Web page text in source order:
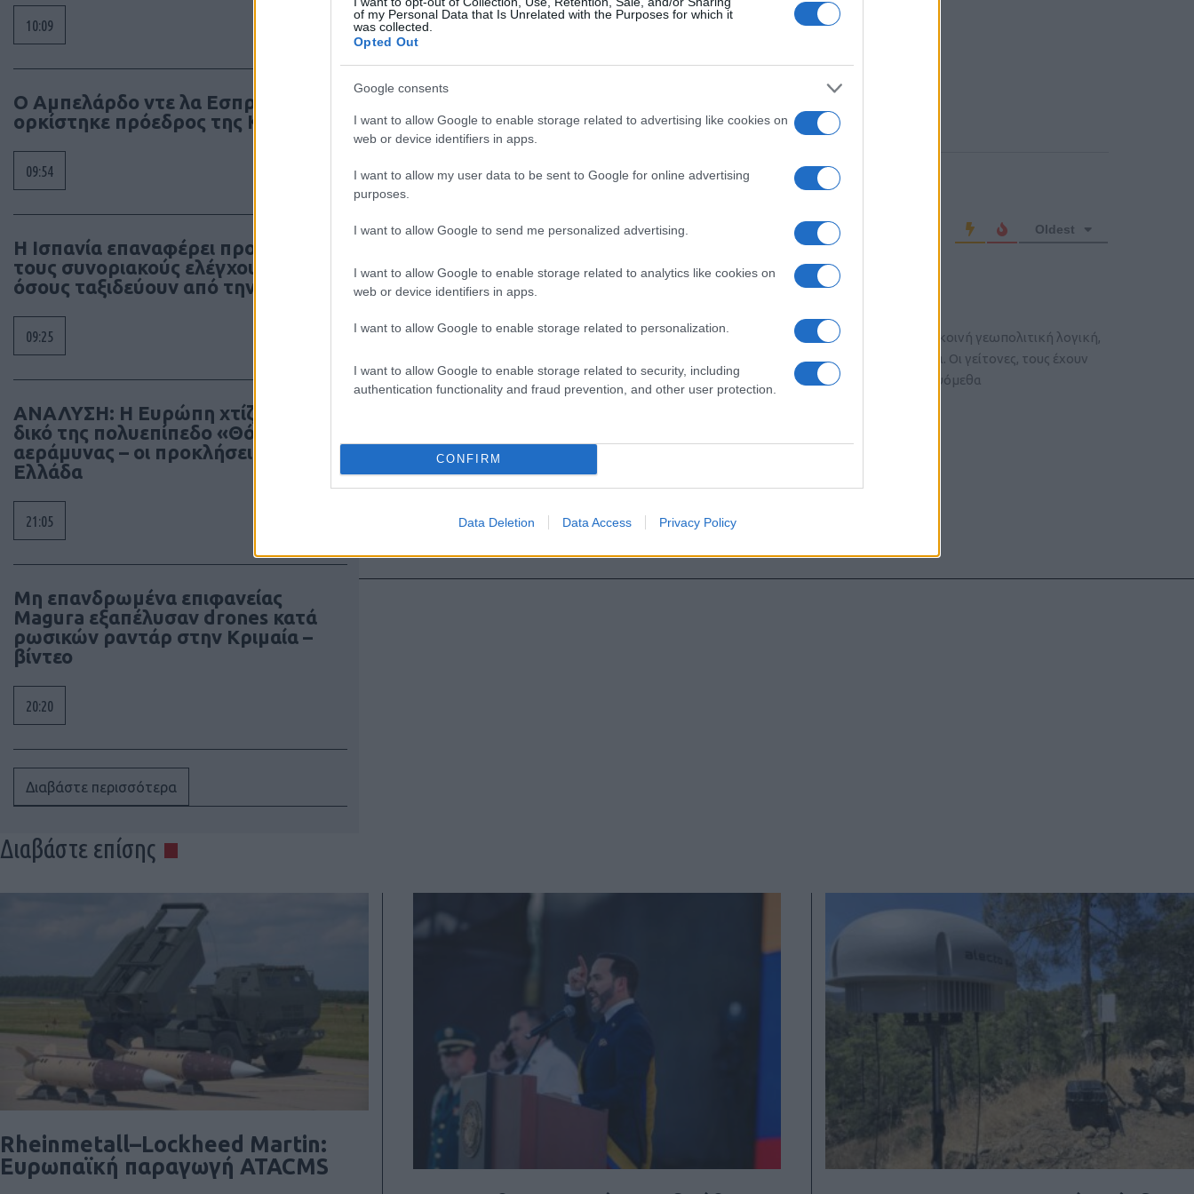
of my Personal Data that Is Unrelated with the Purposes for which it
was collected.
Opted Out
Google consents
I want to allow Google to enable storage related to advertising like cookies on
web or device identifiers in apps.
I want to allow my user data to be sent to Google for online advertising
purposes.
I want to allow Google to send me personalized advertising.
I want to allow Google to enable storage related to analytics like cookies on
web or device identifiers in apps.
I want to allow Google to enable storage related to personalization.
I want to allow Google to enable storage related to security, including
authentication functionality and fraud prevention, and other user protection.
CONFIRM
Data Deletion Data Access Privacy Policy
10:09
Ο Αμπελάρδο ντε λα Εσπριέγια
ορκίστηκε πρόεδρος της Κολομβίας
09:54
Η Ισπανία επαναφέρει προσωρινά
τους συνοριακούς ελέγχους για
όσους ταξιδεύουν από την Ιταλία
09:25
ΑΝΑΛΥΣΗ: Η Ευρώπη χτίζει τον
δικό της πολυεπίπεδο «Θόλο»
αεράμυνας – οι προκλήσεις για την
Ελλάδα
21:05
Μη επανδρωμένα επιφανείας
Magura εξαπέλυσαν drones κατά
ρωσικών ραντάρ στην Κριμαία –
βίντεο
20:20
Διαβάστε περισσότερα
Login
Please login to comment
1COMMENT Oldest
Oldboy
Κάτι μου λέει ότι θα συζητήσουν και για τους Meteor. Ελπίζουμε να επικρατήσει η κοινή γεωπολιτική λογική,
απέναντι στις (χοντρές) μπίζνες τις οποίες και οι δύο χώρες κάνουν με την Τουρκία. Οι γείτονες, τους έχουν
μεγάλη ανάγκη και τους δύο, το αντίθετο συμβαίνει σε πολύ μικρότερο βαθμό. Οψόμεθα
Διαβάστε επίσης
Rheinmetall–Lockheed Martin:
Ευρωπαϊκή παραγωγή ATACMS